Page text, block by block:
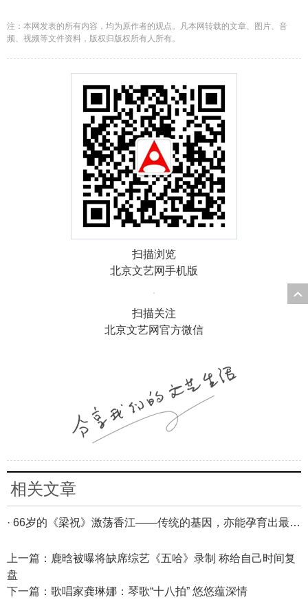
注：本网发表的所有内容，均为原作者的观点。凡本网转载的文章、图片、音
频、视频等文件资料，版权归版权所有人所有。
扫描浏览
北京文艺网手机版
扫描关注
北京文艺网官方微信
相关文章
· 66岁的《梁祝》激荡香江——传统的基因，亦能孕育出最为当代的艺术生命
上一篇： 鹿晗被曝将缺席综艺《五哈》录制 称给自己时间复
盘
下一篇： 歌唱家龚琳娜：琴歌“十八拍” 悠悠蕴深情